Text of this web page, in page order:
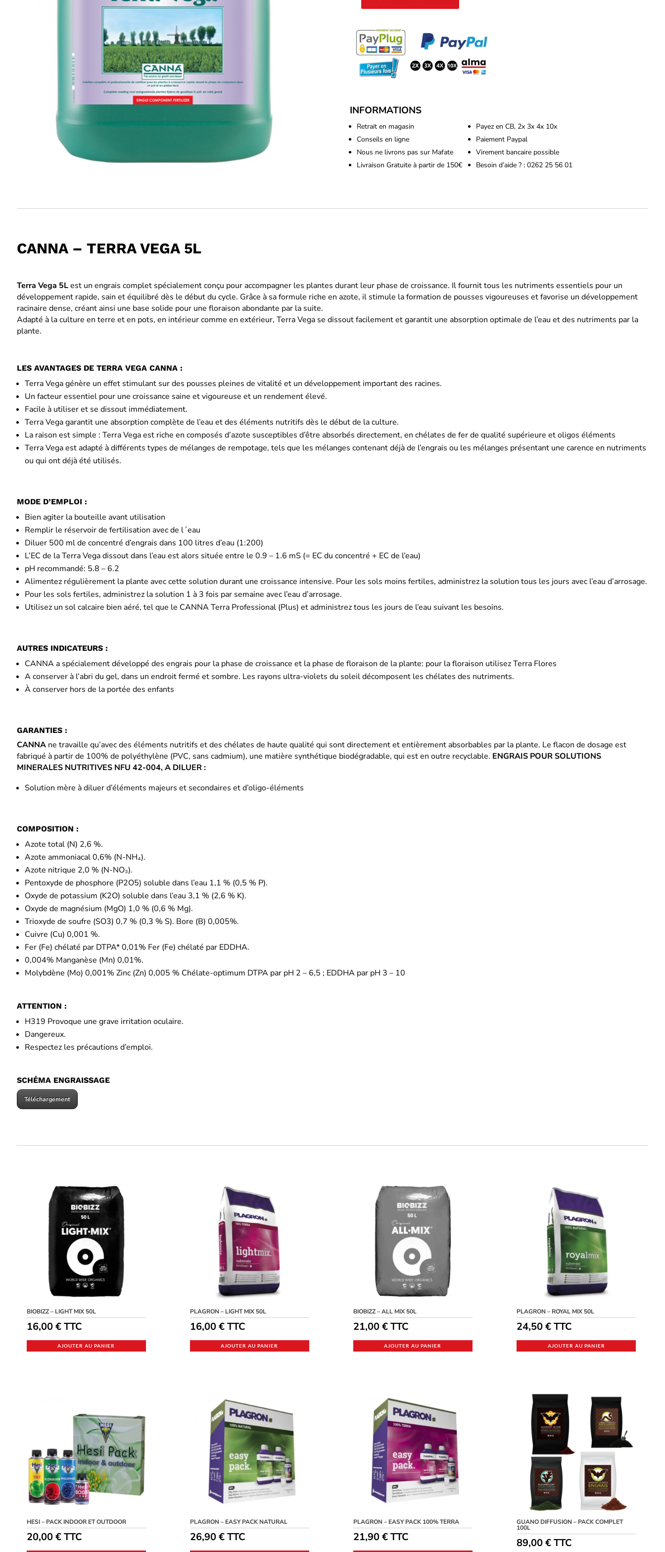
quantité
Terra
INFORMATIONS
Retrait en magasin
Conseils en ligne
Nous ne livrons pas sur Mafate
Livraison Gratuite à partir de 150€
Payez en CB, 2x 3x 4x 10x
Paiement Paypal
Virement bancaire possible
Besoin d’aide ? : 0262 25 56 01
CANNA – TERRA VEGA 5L
Terra Vega 5Lest un engrais complet spécialement conçu pour accompagner les plantes durant leur phase de croissance. Il fournit tous les nutriments essentiels pour un
développement rapide, sain et équilibré dès le début du cycle. Grâce à sa formule riche en azote, il stimule la formation de pousses vigoureuses et favorise un développement
racinaire dense, créant ainsi une base solide pour une floraison abondante par la suite.
Adapté à la culture en terre et en pots, en intérieur comme en extérieur, Terra Vega se dissout facilement et garantit une absorption optimale de l’eau et des nutriments par la
plante.
LES AVANTAGES DE TERRA VEGA CANNA :
Terra Vega génère un effet stimulant sur des pousses pleines de vitalité et un développement important des racines.
Un facteur essentiel pour une croissance saine et vigoureuse et un rendement élevé.
Facile à utiliser et se dissout immédiatement.
Terra Vega garantit une absorption complète de l’eau et des éléments nutritifs dès le début de la culture.
La raison est simple : Terra Vega est riche en composés d’azote susceptibles d’être absorbés directement, en chélates de fer de qualité supérieure et oligos éléments
Terra Vega est adapté à différents types de mélanges de rempotage, tels que les mélanges contenant déjà de l’engrais ou les mélanges présentant une carence en nutriments
ou qui ont déjà été utilisés.
MODE D’EMPLOI :
Bien agiter la bouteille avant utilisation
Remplir le réservoir de fertilisation avec de l´eau
Diluer 500 ml de concentré d’engrais dans 100 litres d’eau (1:200)
L’EC de la Terra Vega dissout dans l’eau est alors située entre le 0.9 – 1.6 mS (= EC du concentré + EC de l’eau)
pH recommandé: 5.8 – 6.2
Alimentez régulièrement la plante avec cette solution durant une croissance intensive. Pour les sols moins fertiles, administrez la solution tous les jours avec l’eau d’arrosage.
Pour les sols fertiles, administrez la solution 1 à 3 fois par semaine avec l’eau d’arrosage.
Utilisez un sol calcaire bien aéré, tel que le CANNA Terra Professional (Plus) et administrez tous les jours de l’eau suivant les besoins.
AUTRES INDICATEURS :
CANNA a spécialement développé des engrais pour la phase de croissance et la phase de floraison de la plante: pour la floraison utilisez Terra Flores
A conserver à l’abri du gel, dans un endroit fermé et sombre. Les rayons ultra-violets du soleil décomposent les chélates des nutriments.
À conserver hors de la portée des enfants
GARANTIES :
CANNAne travaille qu’avec des éléments nutritifs et des chélates de haute qualité qui sont directement et entièrement absorbables par la plante. Le flacon de dosage est
fabriqué à partir de 100% de polyéthylène (PVC, sans cadmium), une matière synthétique biodégradable, qui est en outre recyclable. ENGRAIS POUR SOLUTIONS
MINERALES NUTRITIVES NFU 42-004, A DILUER :
Solution mère à diluer d’éléments majeurs et secondaires et d’oligo-éléments
COMPOSITION :
Azote total (N) 2,6 %.
Azote ammoniacal 0,6% (N-NH₄).
Azote nitrique 2,0 % (N-NO₃).
Pentoxyde de phosphore (P2O5) soluble dans l’eau 1,1 % (0,5 % P).
Oxyde de potassium (K2O) soluble dans l’eau 3,1 % (2,6 % K).
Oxyde de magnésium (MgO) 1,0 % (0,6 % Mg).
Trioxyde de soufre (SO3) 0,7 % (0,3 % S). Bore (B) 0,005%.
Cuivre (Cu) 0,001 %.
Fer (Fe) chélaté par DTPA* 0,01% Fer (Fe) chélaté par EDDHA.
0,004% Manganèse (Mn) 0,01%.
Molybdène (Mo) 0,001% Zinc (Zn) 0,005 % Chélate-optimum DTPA par pH 2 – 6,5 ; EDDHA par pH 3 – 10
ATTENTION :
H319 Provoque une grave irritation oculaire.
Dangereux.
Respectez les précautions d’emploi.
SCHÉMA ENGRAISSAGE
Téléchargement
BIOBIZZ – LIGHT MIX 50L
16,00€ TTC
AJOUTER AU PANIER
PLAGRON – LIGHT MIX 50L
16,00€TTC
AJOUTER AU PANIER
BIOBIZZ – ALL MIX 50L
21,00€TTC
AJOUTER AU PANIER
PLAGRON – ROYAL MIX 50L
24,50€TTC
AJOUTER AU PANIER
HESI – PACK INDOOR ET OUTDOOR
20,00€ TTC
PLAGRON – EASY PACK NATURAL
26,90€TTC
PLAGRON – EASY PACK 100% TERRA
21,90€TTC
GUANO DIFFUSION – PACK COMPLET
100L
89,00€TTC